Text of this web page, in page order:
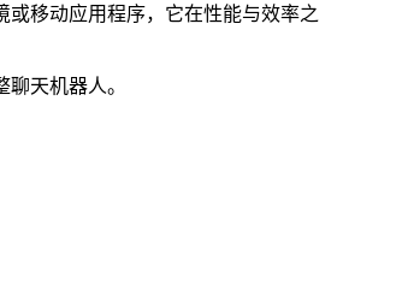
移动应用程序，它在性能与效率之
天机器人。